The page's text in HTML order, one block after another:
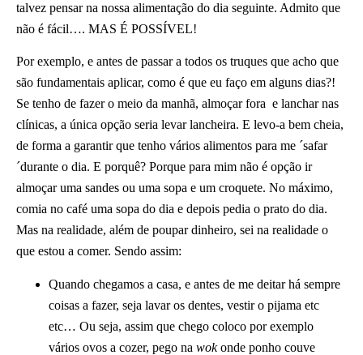
talvez pensar na nossa alimentação do dia seguinte. Admito que
não é fácil…. MAS É POSSÍVEL!
Por exemplo, e antes de passar a todos os truques que acho que
são fundamentais aplicar, como é que eu faço em alguns dias?!
Se tenho de fazer o meio da manhã, almoçar fora e lanchar nas
clínicas, a única opção seria levar lancheira. E levo-a bem cheia,
de forma a garantir que tenho vários alimentos para me ´safar
´durante o dia. E porquê? Porque para mim não é opção ir
almoçar uma sandes ou uma sopa e um croquete. No máximo,
comia no café uma sopa do dia e depois pedia o prato do dia.
Mas na realidade, além de poupar dinheiro, sei na realidade o
que estou a comer. Sendo assim:
Quando chegamos a casa, e antes de me deitar há sempre
coisas a fazer, seja lavar os dentes, vestir o pijama etc
etc… Ou seja, assim que chego coloco por exemplo
vários ovos a cozer, pego na wokonde ponho couve